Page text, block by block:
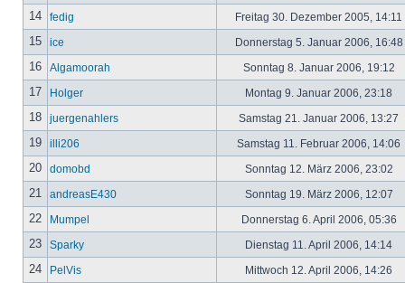
14 fedig Freitag 30. Dezember 2005, 14:11
15 ice Donnerstag 5. Januar 2006, 16:48
16 Algamoorah Sonntag 8. Januar 2006, 19:12
17 Holger Montag 9. Januar 2006, 23:18
18 juergenahlers Samstag 21. Januar 2006, 13:27
19 illi206 Samstag 11. Februar 2006, 14:06
20 domobd Sonntag 12. März 2006, 23:02
21 andreasE430 Sonntag 19. März 2006, 12:07
22 Mumpel Donnerstag 6. April 2006, 05:36
23 Sparky Dienstag 11. April 2006, 14:14
24 PelVis Mittwoch 12. April 2006, 14:26